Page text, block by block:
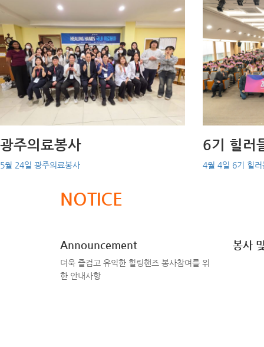
광주의료봉사
5월 24일 광주의료봉사
6기 힐러
4월 4일 6기 힐러
NOTICE
Announcement
더욱 즐겁고 유익한 힐링핸즈 봉사참여를 위
한 안내사항
봉사